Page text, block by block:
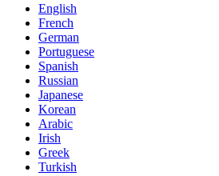
English
French
German
Portuguese
Spanish
Russian
Japanese
Korean
Arabic
Irish
Greek
Turkish